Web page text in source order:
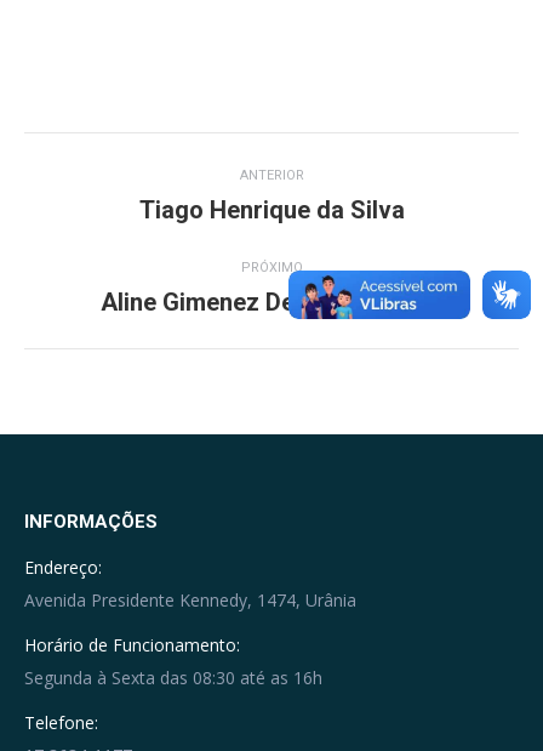
navigation
ANTERIOR
Previous
Tiago Henrique da Silva
PRÓXIMO
Next
Aline Gimenez De Aquino lroldi
INFORMAÇÕES
Endereço:
Avenida Presidente Kennedy, 1474, Urânia
Horário de Funcionamento:
Segunda à Sexta das 08:30 até as 16h
Telefone: